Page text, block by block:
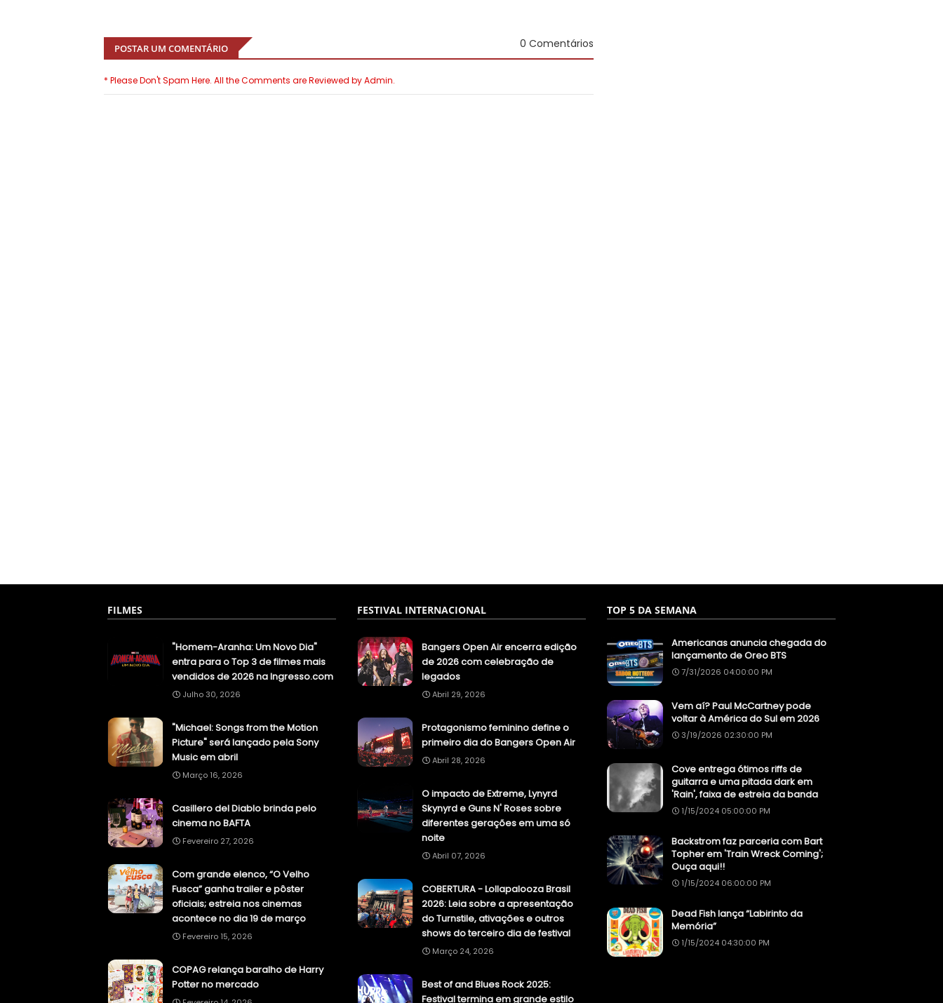
POSTAR UM COMENTÁRIO 0 Comentários
* Please Don't Spam Here. All the Comments are Reviewed by Admin.
FILMES
"Homem-Aranha: Um Novo Dia"
entra para o Top 3 de filmes mais
vendidos de 2026 na Ingresso.com
Julho 30, 2026
"Michael: Songs from the Motion
Picture" será lançado pela Sony
Music em abril
Março 16, 2026
Casillero del Diablo brinda pelo
cinema no BAFTA
Fevereiro 27, 2026
Com grande elenco, “O Velho
Fusca” ganha trailer e pôster
oficiais; estreia nos cinemas
acontece no dia 19 de março
Fevereiro 15, 2026
COPAG relança baralho de Harry
Potter no mercado
FESTIVAL INTERNACIONAL
Bangers Open Air encerra edição
de 2026 com celebração de
legados
Abril 29, 2026
Protagonismo feminino define o
primeiro dia do Bangers Open Air
Abril 28, 2026
O impacto de Extreme, Lynyrd
Skynyrd e Guns N' Roses sobre
diferentes gerações em uma só
noite
Abril 07, 2026
COBERTURA - Lollapalooza Brasil
2026: Leia sobre a apresentação
do Turnstile, ativações e outros
shows do terceiro dia de festival
Março 24, 2026
Best of and Blues Rock 2025:
Festival termina em grande estilo
TOP 5 DA SEMANA
Americanas anuncia chegada do
lançamento de Oreo BTS
7/31/2026 04:00:00 PM
Vem aí? Paul McCartney pode
voltar à América do Sul em 2026
3/19/2026 02:30:00 PM
Cove entrega ótimos riffs de
guitarra e uma pitada dark em
'Rain', faixa de estreia da banda
1/15/2024 05:00:00 PM
Backstrom faz parceria com Bart
Topher em 'Train Wreck Coming';
Ouça aqui!!
1/15/2024 06:00:00 PM
Dead Fish lança “Labirinto da
Memória”
1/15/2024 04:30:00 PM